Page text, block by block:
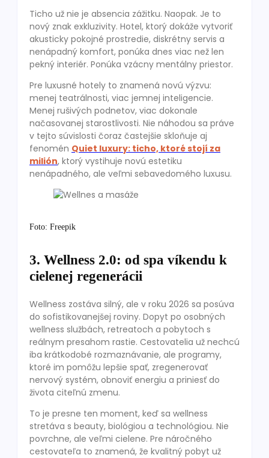
Ticho už nie je absencia zážitku. Naopak. Je to
nový znak exkluzivity. Hotel, ktorý dokáže vytvoriť
akusticky pokojné prostredie, diskrétny servis a
nenápadný komfort, ponúka dnes viac než len
pekný interiér. Ponúka vzácny mentálny priestor.
Pre luxusné hotely to znamená novú výzvu:
menej teatrálnosti, viac jemnej inteligencie.
Menej rušivých podnetov, viac dokonale
načasovanej starostlivosti. Nie náhodou sa práve
v tejto súvislosti čoraz častejšie skloňuje aj
fenomén Quiet luxury: ticho, ktoré stojí za
milión, ktorý vystihuje novú estetiku
nenápadného, ale veľmi sebavedomého luxusu.
Foto: Freepik
3. Wellness 2.0: od spa víkendu k
cielenej regenerácii
Wellness zostáva silný, ale v roku 2026 sa posúva
do sofistikovanejšej roviny. Dopyt po osobných
wellness službách, retreatoch a pobytoch s
reálnym presahom rastie. Cestovatelia už nechcú
iba krátkodobé rozmaznávanie, ale programy,
ktoré im pomôžu lepšie spať, zregenerovať
nervový systém, obnoviť energiu a priniesť do
života citeľnú zmenu.
To je presne ten moment, keď sa wellness
stretáva s beauty, biológiou a technológiou. Nie
povrchne, ale veľmi cielene. Pre náročného
cestovateľa to znamená, že kvalitný pobyt už